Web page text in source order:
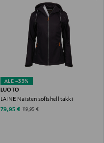
ALE –33%
LUOTO
LAINE Naisten softshell takki
Discounted Price
79,95 € Original Price
119,95 €